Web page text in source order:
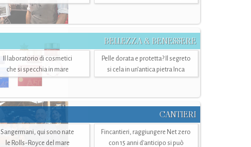
BELLEZZA & BENESSERE
Il laboratorio di cosmetici
che si specchia in mare
Pelle dorata e protetta? Il segreto
si cela in un’antica pietra Inca
CANTIERI
Sangermani, qui sono nate
le Rolls-Royce del mare
Fincantieri, raggiungere Net zero
con 15 anni d'anticipo si può